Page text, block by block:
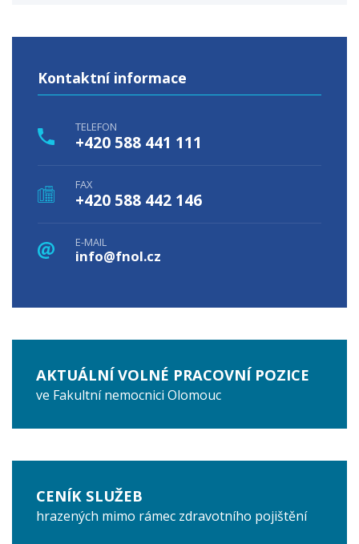
Kontaktní informace
TELEFON
+420 588 441 111
FAX
+420 588 442 146
E-MAIL
info@fnol.cz
AKTUÁLNÍ VOLNÉ PRACOVNÍ POZICE
ve Fakultní nemocnici Olomouc
CENÍK SLUŽEB
hrazených mimo rámec zdravotního pojištění